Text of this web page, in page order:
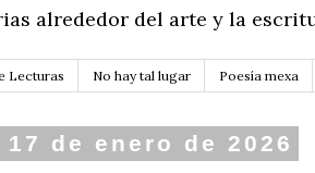
alrededor del arte y la
Lecturas No hay tal lugar Poesía mexa
de enero de 2026